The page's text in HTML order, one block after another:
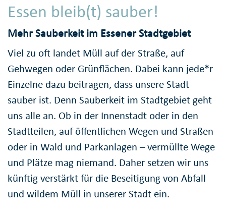
Essen bleib(t) sauber!
Mehr Sauberkeit im Essener Stadtgebiet
Viel zu oft landet Müll auf der Straße, auf
Gehwegen oder Grünflächen. Dabei kann jede*r
Einzelne dazu beitragen, dass unsere Stadt
sauber ist. Denn Sauberkeit im Stadtgebiet geht
uns alle an. Ob in der Innenstadt oder in den
Stadtteilen, auf öffentlichen Wegen und Straßen
oder in Wald und Parkanlagen – vermüllte Wege
und Plätze mag niemand. Daher setzen wir uns
künftig verstärkt für die Beseitigung von Abfall
und wildem Müll in unserer Stadt ein.